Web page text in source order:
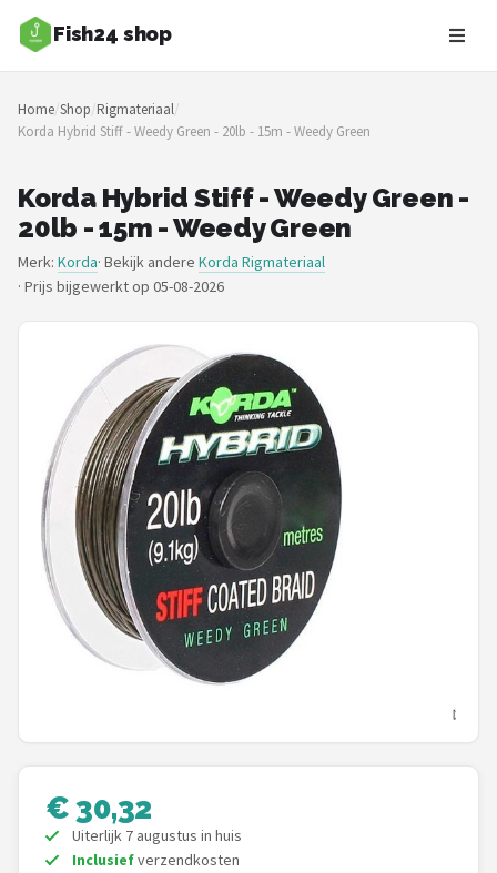
Fish24 shop
Zoeken
NAVIGATIE
Merken
Blog
Hengelsoorten
Hengels
Molens
Dobbers
Kunstaas
Shop
POPULAIRE MERKEN
Salmo
Home/Shop/Rigmateriaal/
Korda Hybrid Stiff - Weedy Green - 20lb - 15m - Weedy Green
Korda Hybrid Stiff - Weedy Green -
20lb - 15m - Weedy Green
Merk: Korda· Bekijk andere Korda Rigmateriaal
· Prijs bijgewerkt op 05-08-2026
€ 30,32
Uiterlijk 7 augustus in huis
Inclusiefverzendkosten